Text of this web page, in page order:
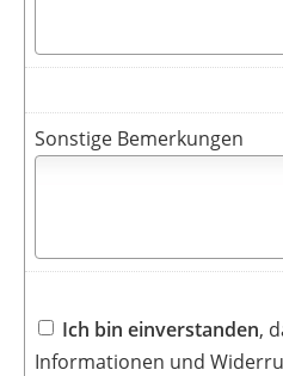
Sonstige Bemerkungen
Ich bin einverstanden,
Informationen und